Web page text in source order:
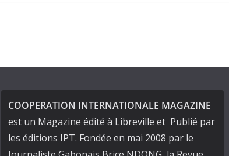
COOPERATION INTERNATIONALE MAGAZINE
est un Magazine édité à Libreville et Publié par
les éditions IPT. Fondée en mai 2008 par le